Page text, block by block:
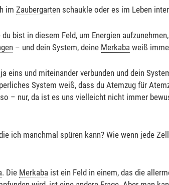
im Zaubergartenschaukle oder es im Leben
bist in diesem Feld, um Energien
– und dein System, deine Merkabaweiß
eins und miteinander verbunden und dein
System weiß, dass du Atemzug für
– nur, da ist es uns vielleicht nicht immer
ich manchmal spüren kann? Wie wenn jede
. Die Merkabaist ein Feld in einem, das die